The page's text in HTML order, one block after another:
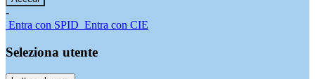
-
Entra con SPID Entra con CIE
Seleziona utente